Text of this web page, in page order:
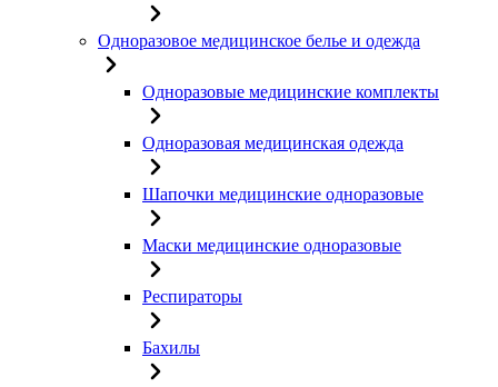
Одноразовое медицинское белье и одежда
Одноразовые медицинские комплекты
Одноразовая медицинская одежда
Шапочки медицинские одноразовые
Маски медицинские одноразовые
Респираторы
Бахилы